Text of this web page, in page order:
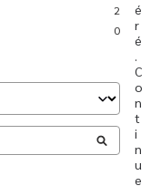
2
0
é
r
é
.
C
o
n
t
i
n
u
e